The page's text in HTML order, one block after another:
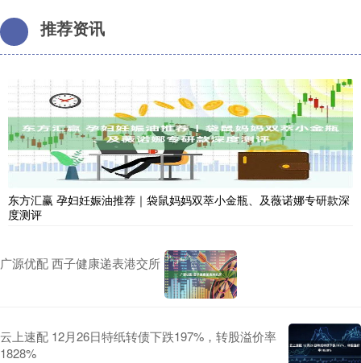
推荐资讯
东方汇赢 孕妇妊娠油推荐｜袋鼠妈妈双萃小金瓶、及薇诺娜专研款深
度测评
广源优配 西子健康递表港交所
云上速配 12月26日特纸转债下跌197%，转股溢价率
1828%